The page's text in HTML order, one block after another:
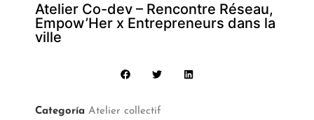
Atelier Co-dev – Rencontre Réseau,
Empow’Her x Entrepreneurs dans la
ville
Categoría Atelier collectif